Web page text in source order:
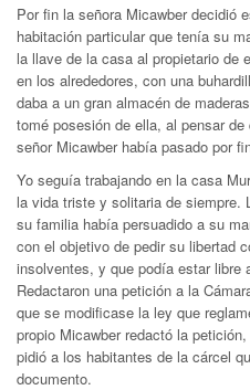
Por fin la señora Micawber decidió
habitación particular que tenía su
la llave de la casa al propietario de
en los alrededores, con una
daba a un gran almacén de
tomé posesión de ella, al pensar
señor Micawber había pasado por
Yo seguía trabajando en la casa
la vida triste y solitaria de siempre.
su familia había persuadido a su
con el objetivo de pedir su libertad
insolventes, y que podía estar libre
Redactaron una petición a la
que se modificase la ley que
propio Micawber redactó la
pidió a los habitantes de la cárcel
documento.